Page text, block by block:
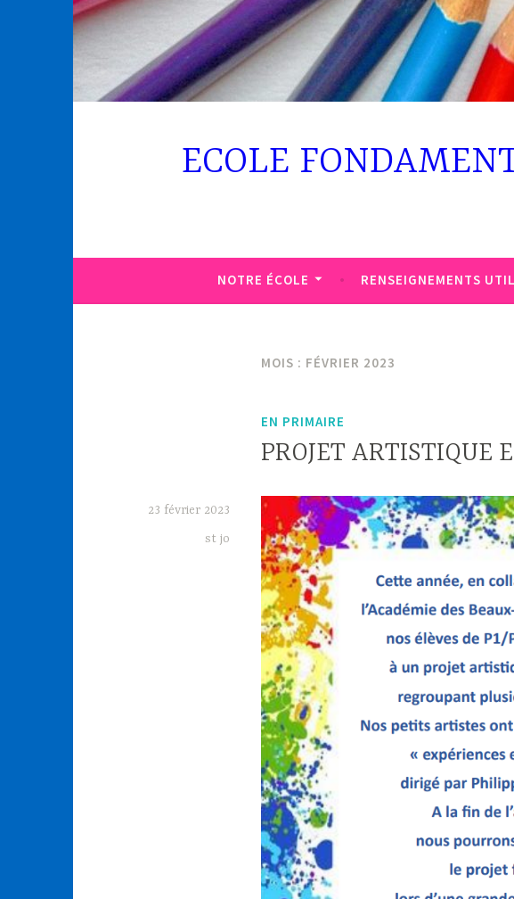
ECOLE
NOTRE ÉCOLE RENSEIGNEMENTS
MOIS : FÉVRIER 2023
EN PRIMAIRE
PROJET ARTISTIQUE
23 février 2023
st jo